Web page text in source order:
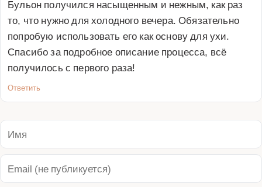
Бульон получился насыщенным и нежным, как раз
то, что нужно для холодного вечера. Обязательно
попробую использовать его как основу для ухи.
Спасибо за подробное описание процесса, всё
получилось с первого раза!
Ответить